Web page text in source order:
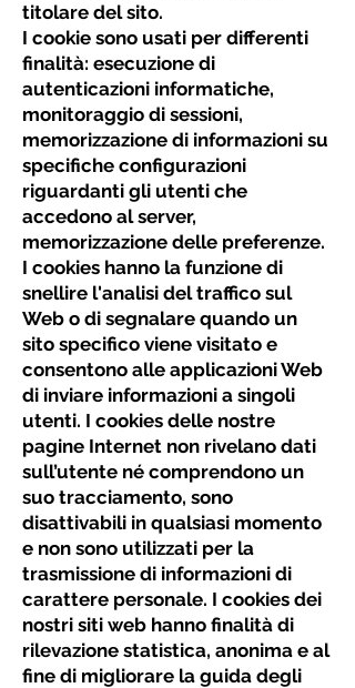
titolare del sito.
I cookie sono usati per differenti
finalità: esecuzione di
autenticazioni informatiche,
monitoraggio di sessioni,
memorizzazione di informazioni su
specifiche configurazioni
riguardanti gli utenti che
accedono al server,
memorizzazione delle preferenze.
I cookies hanno la funzione di
snellire l'analisi del traffico sul
Web o di segnalare quando un
sito specifico viene visitato e
consentono alle applicazioni Web
di inviare informazioni a singoli
utenti. I cookies delle nostre
pagine Internet non rivelano dati
sull’utente né comprendono un
suo tracciamento, sono
disattivabili in qualsiasi momento
e non sono utilizzati per la
trasmissione di informazioni di
carattere personale. I cookies dei
nostri siti web hanno finalità di
rilevazione statistica, anonima e al
fine di migliorare la guida degli